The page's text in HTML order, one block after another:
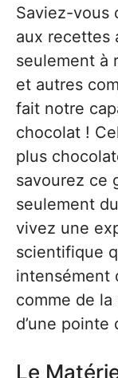
Saviez-vous
aux recettes
seulement à
et autres
fait notre
chocolat !
plus
savourez ce
seulement
vivez une
scientifique
intensément
comme de
d’une
Le